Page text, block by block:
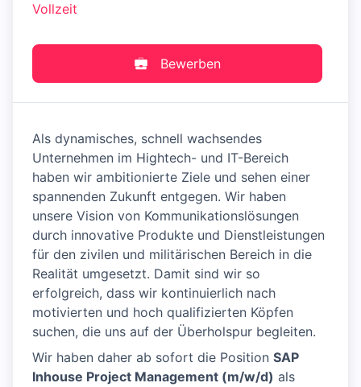
Vollzeit
Bewerben
Als dynamisches, schnell wachsendes
Unternehmen im Hightech- und IT-Bereich
haben wir ambitionierte Ziele und sehen einer
spannenden Zukunft entgegen. Wir haben
unsere Vision von Kommunikationslösungen
durch innovative Produkte und Dienstleistungen
für den zivilen und militärischen Bereich in die
Realität umgesetzt. Damit sind wir so
erfolgreich, dass wir kontinuierlich nach
motivierten und hoch qualifizierten Köpfen
suchen, die uns auf der Überholspur begleiten.
Wir haben daher ab sofort die Position SAP
Inhouse Project Management (m/w/d) als